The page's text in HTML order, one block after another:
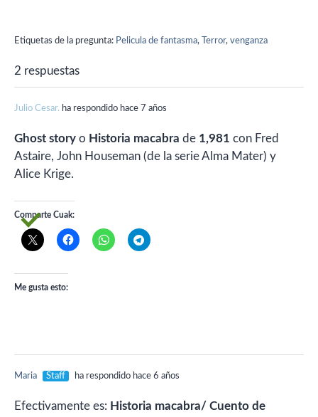
Etiquetas de la pregunta: Pelicula de fantasma, Terror, venganza
2 respuestas
Julio Cesar. ha respondido hace 7 años
Ghost story o Historia macabra de 1,981 con Fred
Astaire, John Houseman (de la serie Alma Mater) y
Alice Krige.
Comparte Cuak:
Me gusta esto:
Maria Staff ha respondido hace 6 años
Efectivamente es: Historia macabra/ Cuento de